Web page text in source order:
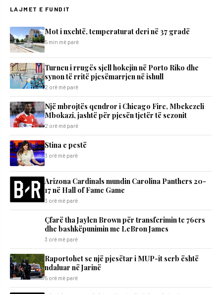
LAJMET E FUNDIT
Mot i nxehtë, temperaturat deri në 37 gradë
5 min më parë
Turneu i rrugës sjell hokejin në Porto Riko dhe
synon të rritë pjesëmarrjen në ishull
2 orë më parë
Një mbrojtës qendror i Chicago Fire, Mbekezeli
Mbokazi, jashtë për pjesën tjetër të sezonit
2 orë më parë
Stina e pestë
3 orë më parë
Arizona Cardinals mundin Carolina Panthers 20-
17 në Hall of Fame Game
3 orë më parë
Çfarë tha Jaylen Brown për transferimin te 76ers
dhe bashkëpunimin me LeBron James
3 orë më parë
Raportohet se një pjesëtar i MUP-it serb është
ndaluar në Jarinë
5 orë më parë